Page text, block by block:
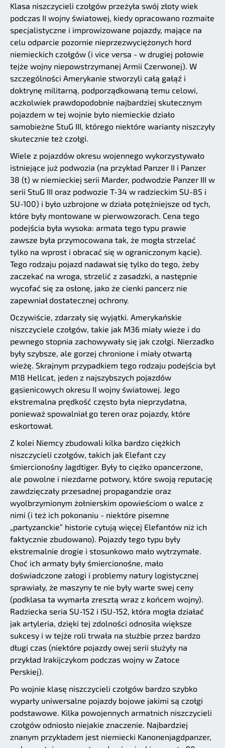
Klasa niszczycieli czołgów przeżyła swój złoty wiek
podczas II wojny światowej, kiedy opracowano rozmaite
specjalistyczne i improwizowane pojazdy, mające na
celu odparcie pozornie nieprzezwyciężonych hord
niemieckich czołgów (i vice versa - w drugiej połowie
tejże wojny niepowstrzymanej Armii Czerwonej). W
szczególności Amerykanie stworzyli całą gałąź i
doktrynę militarną, podporządkowaną temu celowi,
aczkolwiek prawdopodobnie najbardziej skutecznym
pojazdem w tej wojnie było niemieckie działo
samobieżne StuG III, którego niektóre warianty niszczyły
skutecznie też czołgi.
Wiele z pojazdów okresu wojennego wykorzystywało
istniejące już podwozia (na przykład Panzer II i Panzer
38 (t) w niemieckiej serii Marder, podwodzie Panzer III w
serii StuG III oraz podwozie T-34 w radzieckim SU-85 i
SU-100) i było uzbrojone w działa potężniejsze od tych,
które były montowane w pierwowzorach. Cena tego
podejścia była wysoka: armata tego typu prawie
zawsze była przymocowana tak, że mogła strzelać
tylko na wprost i obracać się w ograniczonym kącie).
Tego rodzaju pojazd nadawał się tylko do tego, żeby
zaczekać na wroga, strzelić z zasadzki, a następnie
wycofać się za osłonę, jako że cienki pancerz nie
zapewniał dostatecznej ochrony.
Oczywiście, zdarzały się wyjątki. Amerykańskie
niszczyciele czołgów, takie jak M36 miały wieże i do
pewnego stopnia zachowywały się jak czołgi. Nierzadko
były szybsze, ale gorzej chronione i miały otwartą
wieżę. Skrajnym przypadkiem tego rodzaju podejścia był
M18 Hellcat, jeden z najszybszych pojazdów
gąsienicowych okresu II wojny światowej. Jego
ekstremalna prędkość często była nieprzydatna,
ponieważ spowalniał go teren oraz pojazdy, które
eskortował.
Z kolei Niemcy zbudowali kilka bardzo ciężkich
niszczycieli czołgów, takich jak Elefant czy
śmiercionośny Jagdtiger. Były to ciężko opancerzone,
ale powolne i niezdarne potwory, które swoją reputację
zawdzięczały przesadnej propagandzie oraz
wyolbrzymionym żołnierskim opowieściom o walce z
nimi (i też ich pokonaniu - niektóre pisemne
„partyzanckie” historie cytują więcej Elefantów niż ich
faktycznie zbudowano). Pojazdy tego typu były
ekstremalnie drogie i stosunkowo mało wytrzymałe.
Choć ich armaty były śmiercionośne, mało
doświadczone załogi i problemy natury logistycznej
sprawiały, że maszyny te nie były warte swej ceny
(podklasa ta wymarła zresztą wraz z końcem wojny).
Radziecka seria SU-152 i ISU-152, która mogła działać
jak artyleria, dzięki tej zdolności odnosiła większe
sukcesy i w tejże roli trwała na służbie przez bardzo
długi czas (niektóre pojazdy owej serii służyły na
przykład Irakijczykom podczas wojny w Zatoce
Perskiej).
Po wojnie klasę niszczycieli czołgów bardzo szybko
wyparły uniwersalne pojazdy bojowe jakimi są czołgi
podstawowe. Kilka powojennych armatnich niszczycieli
czołgów odniosło niejakie znaczenie. Najbardziej
znanym przykładem jest niemiecki Kanonenjagdpanzer,